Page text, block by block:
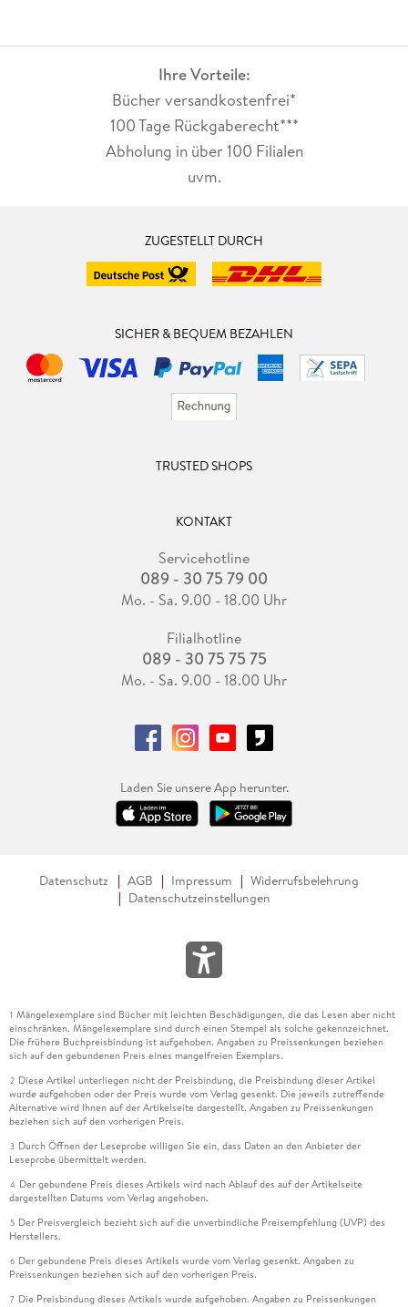
Ihre Vorteile:
Bücher versandkostenfrei*
100 Tage Rückgaberecht***
Abholung in über 100 Filialen
uvm.
ZUGESTELLT DURCH
SICHER & BEQUEM BEZAHLEN
TRUSTED SHOPS
KONTAKT
Servicehotline
089 - 30 75 79 00
Mo. - Sa. 9.00 - 18.00 Uhr
Filialhotline
089 - 30 75 75 75
Mo. - Sa. 9.00 - 18.00 Uhr
Laden Sie unsere App herunter.
Datenschutz AGB Impressum
Widerrufsbelehrung
Datenschutzeinstellungen
1 Mängelexemplare sind Bücher mit leichten Beschädigungen, die das Lesen aber nicht
einschränken. Mängelexemplare sind durch einen Stempel als solche gekennzeichnet.
Die frühere Buchpreisbindung ist aufgehoben. Angaben zu Preissenkungen beziehen
sich auf den gebundenen Preis eines mangelfreien Exemplars.
2 Diese Artikel unterliegen nicht der Preisbindung, die Preisbindung dieser Artikel
wurde aufgehoben oder der Preis wurde vom Verlag gesenkt. Die jeweils zutreffende
Alternative wird Ihnen auf der Artikelseite dargestellt. Angaben zu Preissenkungen
beziehen sich auf den vorherigen Preis.
3 Durch Öffnen der Leseprobe willigen Sie ein, dass Daten an den Anbieter der
Leseprobe übermittelt werden.
4 Der gebundene Preis dieses Artikels wird nach Ablauf des auf der Artikelseite
dargestellten Datums vom Verlag angehoben.
5 Der Preisvergleich bezieht sich auf die unverbindliche Preisempfehlung (UVP) des
Herstellers.
6 Der gebundene Preis dieses Artikels wurde vom Verlag gesenkt. Angaben zu
Preissenkungen beziehen sich auf den vorherigen Preis.
7 Die Preisbindung dieses Artikels wurde aufgehoben. Angaben zu Preissenkungen